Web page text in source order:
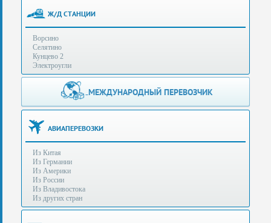
Заказать
звонок
Сделать
запрос
Многоканальный
телефон:
(495)
788-
Бесплатные
консультации
Дополнительные
+7 (929) 575-
96-62
+7 (925) 104-
15-94
e-mail:info@s-standard.ru
Ж/Д СТАНЦИИ
Ворсино
Селятино
Кунцево 2
Электроугли
МЕЖДУНАРОДНЫЙ ПЕРЕВОЗЧИК
АВИАПЕРЕВОЗКИ
Из Китая
Из Германии
Из Америки
Из России
Из Владивостока
Из других стран